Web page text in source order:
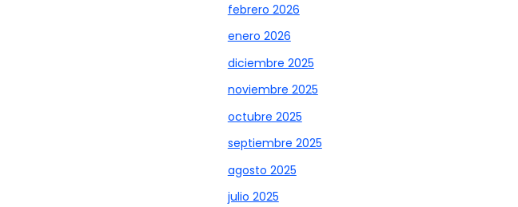
febrero 2026
enero 2026
diciembre 2025
noviembre 2025
octubre 2025
septiembre 2025
agosto 2025
julio 2025